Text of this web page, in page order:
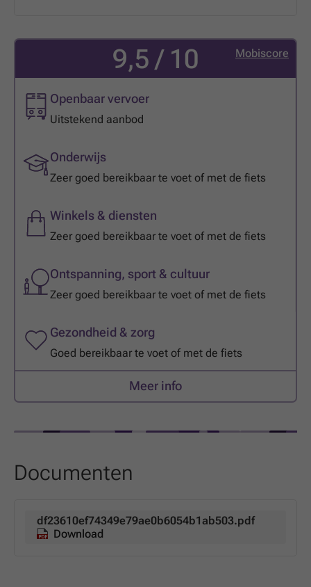
Mobiscore
9,5 / 10
Openbaar vervoer
Uitstekend aanbod
Onderwijs
Zeer goed bereikbaar te voet of met de fiets
Winkels & diensten
Zeer goed bereikbaar te voet of met de fiets
Ontspanning, sport & cultuur
Zeer goed bereikbaar te voet of met de fiets
Gezondheid & zorg
Goed bereikbaar te voet of met de fiets
Meer info
Documenten
df23610ef74349e79ae0b6054b1ab503.pdf
Download